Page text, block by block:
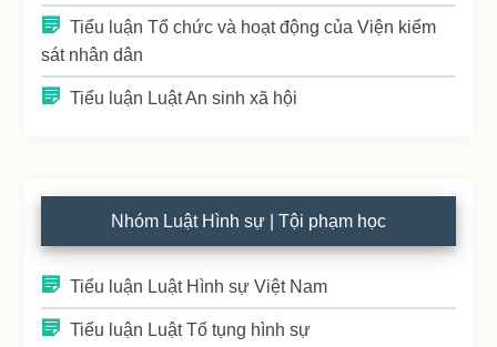
Tiểu luận Tổ chức và hoạt động của Viện kiểm
sát nhân dân
Tiểu luận Luật An sinh xã hội
Nhóm Luật Hình sự | Tội phạm học
Tiểu luận Luật Hình sự Việt Nam
Tiểu luận Luật Tố tụng hình sự